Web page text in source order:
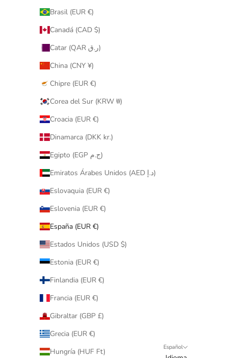
Brasil (EUR €)
Canadá (CAD $)
Catar (QAR ر.ق)
China (CNY ¥)
Chipre (EUR €)
Corea del Sur (KRW ₩)
Croacia (EUR €)
Dinamarca (DKK kr.)
Egipto (EGP ج.م)
Emiratos Árabes Unidos (AED د.إ)
Eslovaquia (EUR €)
Eslovenia (EUR €)
España (EUR €)
Estados Unidos (USD $)
Estonia (EUR €)
Finlandia (EUR €)
Francia (EUR €)
Gibraltar (GBP £)
Grecia (EUR €)
Hungría (HUF Ft)
Español